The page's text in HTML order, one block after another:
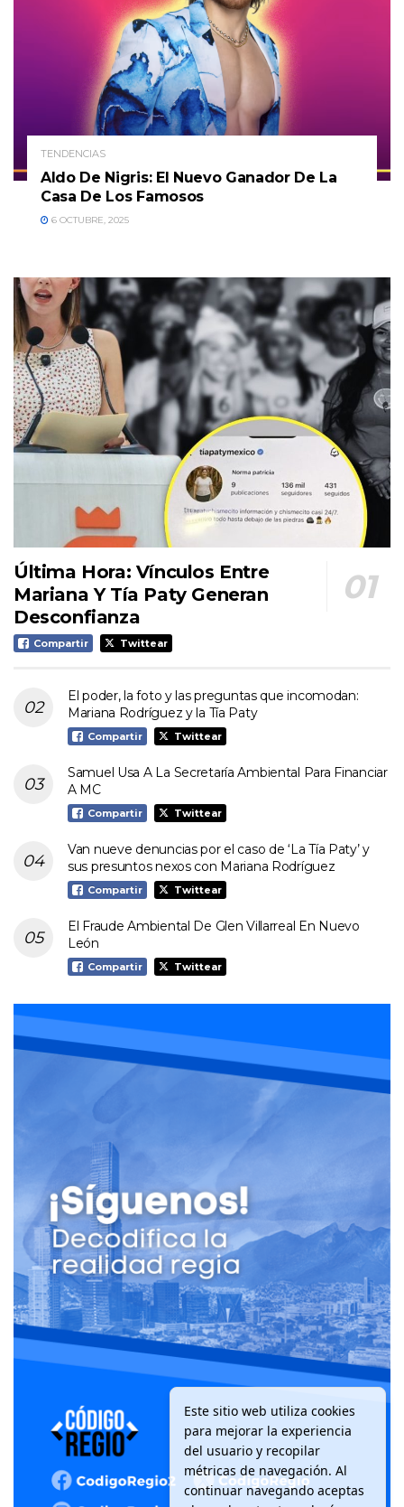
TENDENCIAS
Aldo De Nigris: El Nuevo Ganador De La
Casa De Los Famosos
6 OCTUBRE, 2025
Última Hora: Vínculos Entre
Mariana Y Tía Paty Generan
Desconfianza
Compartir Twittear
El poder, la foto y las preguntas que incomodan:
Mariana Rodríguez y la Tía Paty
Compartir Twittear
Samuel Usa A La Secretaría Ambiental Para Financiar
A MC
Compartir Twittear
Van nueve denuncias por el caso de ‘La Tía Paty’ y
sus presuntos nexos con Mariana Rodríguez
Compartir Twittear
El Fraude Ambiental De Glen Villarreal En Nuevo
León
Compartir Twittear
Este sitio web utiliza cookies
para mejorar la experiencia
del usuario y recopilar
métricas de navegación. Al
continuar navegando aceptas